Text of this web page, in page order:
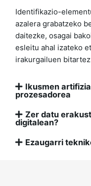
Identifikazio-
azalera grabatzeko
daitezke, osagai
esleitu ahal izateko
irakurgailuen
Ikusmen
prozesadorea
Zer datu
digitalean?
Ezaugarri